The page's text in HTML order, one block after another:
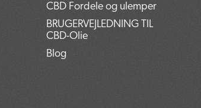
CBD Fordele og ulemper
BRUGERVEJLEDNING TIL
CBD-Olie
Blog